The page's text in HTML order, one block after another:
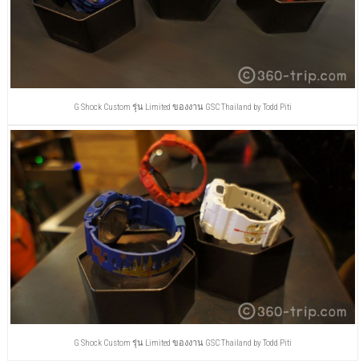
G Shock Custom รุ่น Limited ของงาน GSC Thailand by Todd Piti
G Shock Custom รุ่น Limited ของงาน GSC Thailand by Todd Piti